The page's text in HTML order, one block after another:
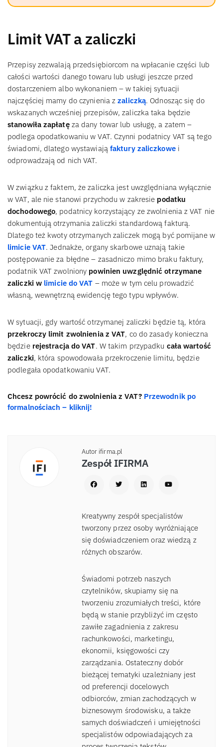
Limit VAT a zaliczki
Przepisy zezwalają przedsiębiorcom na wpłacanie części lub
całości wartości danego towaru lub usługi jeszcze przed
dostarczeniem albo wykonaniem – w takiej sytuacji
najczęściej mamy do czynienia zzaliczką. Odnosząc się do
wskazanych wcześniej przepisów, zaliczka taka będzie
stanowiła zapłatęza dany towar lub usługę, a zatem –
podlega opodatkowaniu w VAT. Czynni podatnicy VAT są tego
świadomi, dlatego wystawiają faktury zaliczkowei
odprowadzają od nich VAT.
W związku z faktem, że zaliczka jest uwzględniana wyłącznie
w VAT, ale nie stanowi przychodu w zakresie podatku
dochodowego, podatnicy korzystający ze zwolnienia z VAT nie
dokumentują otrzymania zaliczki standardową fakturą.
Dlatego też kwoty otrzymanych zaliczek mogą być pomijane w
limicie VAT. Jednakże, organy skarbowe uznają takie
postępowanie za błędne – zasadniczo mimo braku faktury,
podatnik VAT zwolniony powinien uwzględnić otrzymane
zaliczki w limicie do VAT – może w tym celu prowadzić
własną, wewnętrzną ewidencję tego typu wpływów.
W sytuacji, gdy wartość otrzymanej zaliczki będzie tą, która
przekroczy limit zwolnienia z VAT, co do zasady konieczna
będzie rejestracja do VAT. W takim przypadku cała wartość
zaliczki, która spowodowała przekroczenie limitu, będzie
podlegała opodatkowaniu VAT.
Chcesz powrócić do zwolnienia z VAT? Przewodnik po
formalnościach – kliknij!
Autor ifirma.pl
Zespół IFIRMA
Kreatywny zespół specjalistów
tworzony przez osoby wyróżniające
się doświadczeniem oraz wiedzą z
różnych obszarów.
Świadomi potrzeb naszych
czytelników, skupiamy się na
tworzeniu zrozumiałych treści, które
będą w stanie przybliżyć im często
zawiłe zagadnienia z zakresu
rachunkowości, marketingu,
ekonomii, księgowości czy
zarządzania. Ostateczny dobór
bieżącej tematyki uzależniany jest
od preferencji docelowych
odbiorców, zmian zachodzących w
biznesowym środowisku, a także
samych doświadczeń i umiejętności
specjalistów odpowiadających za